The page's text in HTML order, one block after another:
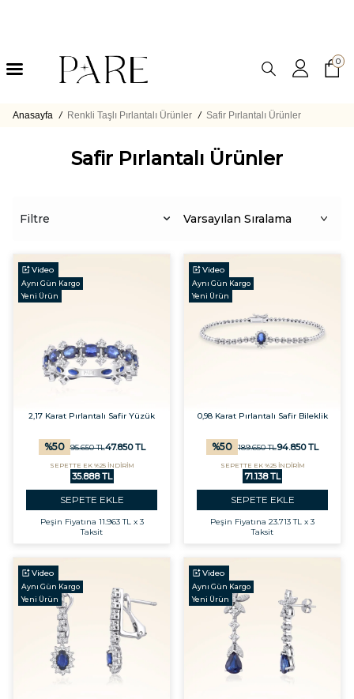
0
Anasayfa / Renkli Taşlı Pırlantalı Ürünler / Safir Pırlantalı Ürünler
Safir Pırlantalı Ürünler
Filtre
Video
Aynı Gün Kargo
Yeni Ürün
2,17 Karat Pırlantalı Safir Yüzük
%50 95.650TL47.850TL
SEPETTE EK %25 İNDİRİM
35.888 TL
SEPETE EKLE
Peşin Fiyatına 11.963 TL x 3
Taksit
Video
Aynı Gün Kargo
Yeni Ürün
0,98 Karat Pırlantalı Safir Bileklik
%50 189.650TL94.850TL
SEPETTE EK %25 İNDİRİM
71.138 TL
SEPETE EKLE
Peşin Fiyatına 23.713 TL x 3
Taksit
Video
Aynı Gün Kargo
Yeni Ürün
Video
Aynı Gün Kargo
Yeni Ürün